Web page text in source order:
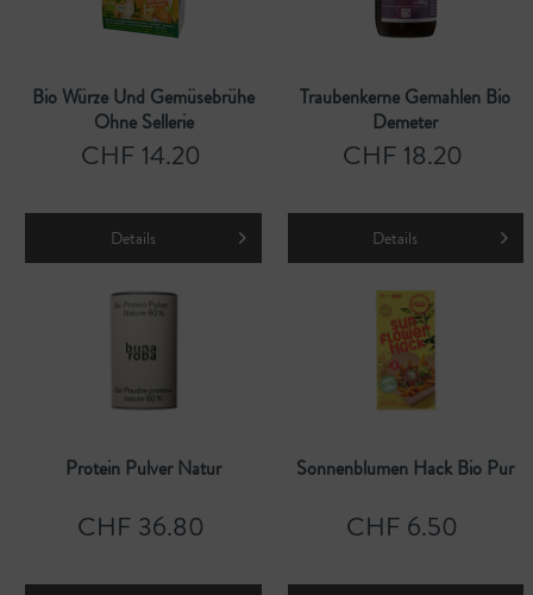
Bio Würze Und Gemüsebrühe
Ohne Sellerie
CHF 14.20
Details
Traubenkerne Gemahlen Bio
Demeter
CHF 18.20
Details
Protein Pulver Natur
CHF 36.80
Sonnenblumen Hack Bio Pur
CHF 6.50